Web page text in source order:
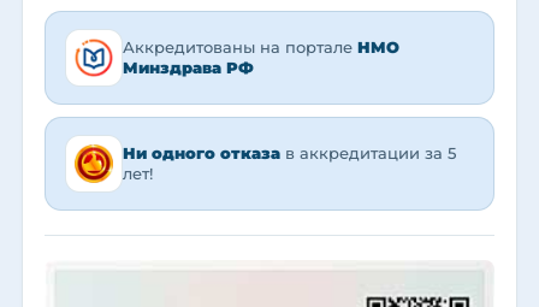
Аккредитованы на портале НМО
Минздрава РФ
Ни одного отказа в аккредитации за 5
лет!